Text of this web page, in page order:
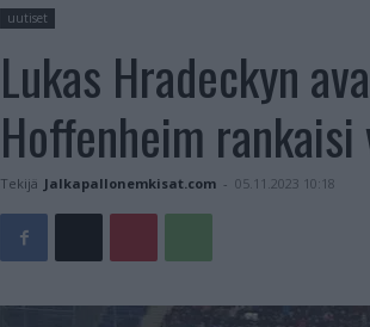
uutiset
Lukas Hradeckyn
Hoffenheim
Tekijä Jalkapallonemkisat.com - 05.11.2023 10:18